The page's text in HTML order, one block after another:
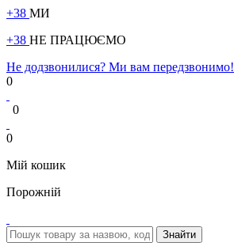
+38 МИ
+38 НЕ ПРАЦЮЄМО
Не додзвонилися? Ми вам передзвонимо!
0
0
0
Мій кошик
Порожній